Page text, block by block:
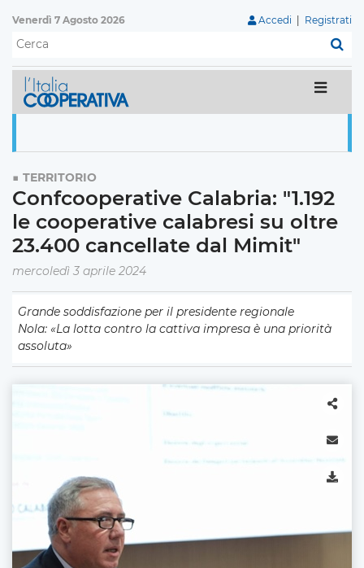
Venerdì 7 Agosto 2026 Accedi Registrati
TERRITORIO
Confcooperative Calabria: "1.192
le cooperative calabresi su oltre
23.400 cancellate dal Mimit"
mercoledì 3 aprile 2024
Grande soddisfazione per il presidente regionale
Nola: «La lotta contro la cattiva impresa è una priorità
assoluta»​​​​​